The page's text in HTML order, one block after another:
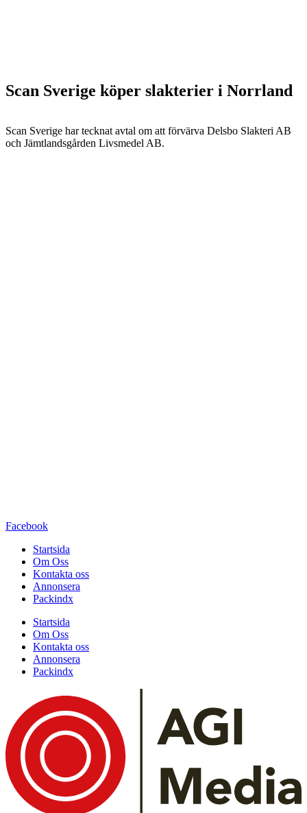
Scan Sverige köper slakterier i Norrland
Scan Sverige har tecknat avtal om att förvärva Delsbo Slakteri AB
och Jämtlandsgården Livsmedel AB.
Facebook
Startsida
Om Oss
Kontakta oss
Annonsera
Packindx
Startsida
Om Oss
Kontakta oss
Annonsera
Packindx